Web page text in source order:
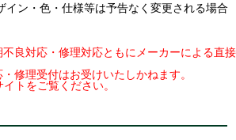
ン・色・仕様等は予告なく変更される場合
良対応・修理対応ともにメーカーによる直接
修理受付はお受けいたしかねます。
トをご覧ください。